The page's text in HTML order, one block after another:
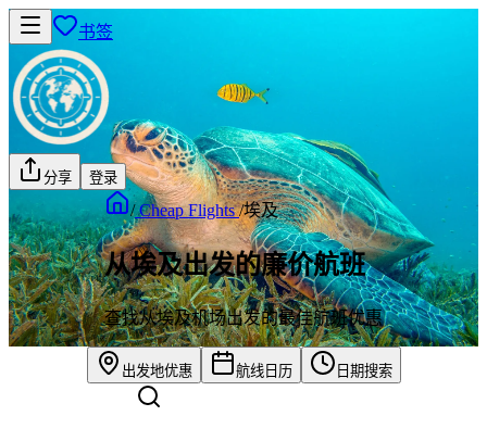
书签
分享 登录
/Cheap Flights/埃及
从埃及出发的廉价航班
查找从埃及机场出发的最佳航班优惠
出发地优惠 航线日历 日期搜索